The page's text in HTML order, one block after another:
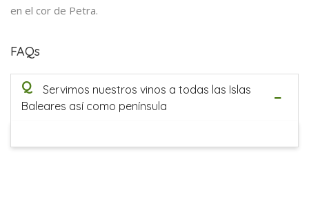
en el cor de Petra.
FAQs
Q
Servimos nuestros vinos a todas las Islas
Baleares así como península